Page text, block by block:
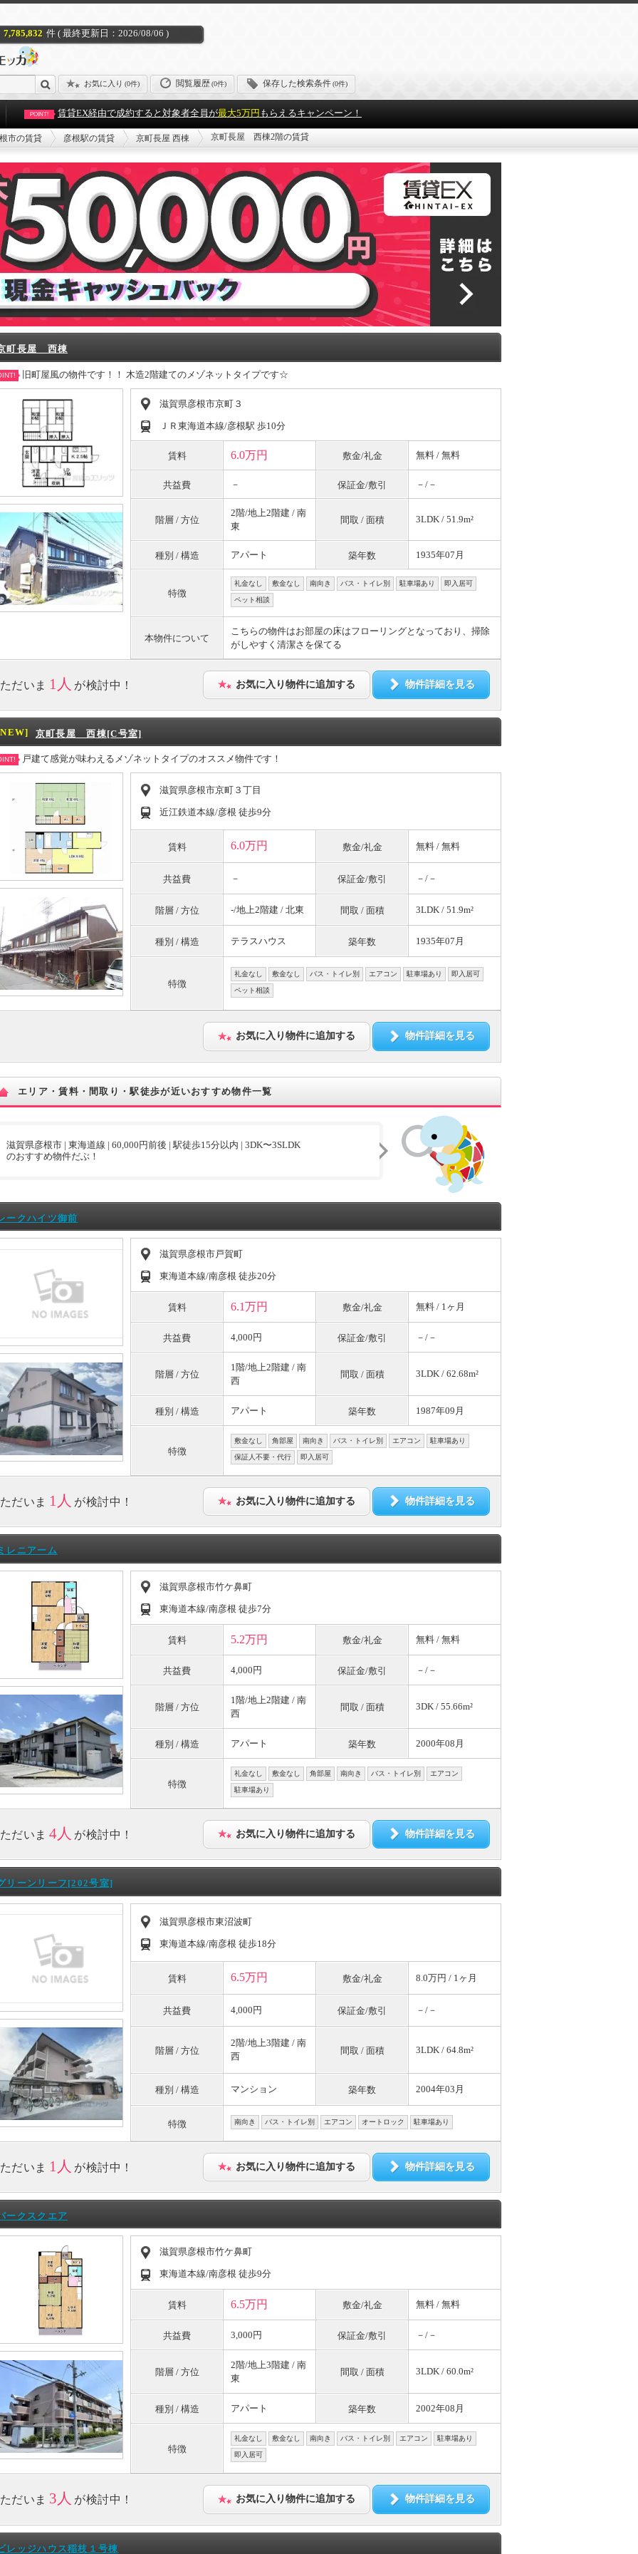
7,785,832 件 ( 最終更新日：2026/08/06 )
お気に入り (0件) 閲覧履歴(0件) 保存した検索条件(0件)
POINT! 賃貸EX経由で成約すると対象者全員が最大5万円 もらえるキャンペーン！
市の賃貸 彦根駅の賃貸 京町長屋 西棟 京町長屋 西棟2階の賃貸
町長屋 西棟
旧町屋風の物件です！！ 木造2階建てのメゾネットタイプです☆
滋賀県彦根市京町３
ＪＲ東海道本線/彦根駅 歩10分
賃料 6.0万円 敷金/礼金 無料 / 無料
共益費 － 保証金/敷引 －/－
階層 / 方位
2階/地上2階建 / 南
東
間取 / 面積 3LDK / 51.9m²
種別 / 構造 アパート 築年数 1935年07月
特徴
礼金なし 敷金なし 南向き バス・トイレ別 駐車場あり 即入居可
ペット相談
本物件について
こちらの物件はお部屋の床はフローリングとなっており、掃除
がしやすく清潔さを保てる
ただいま 1人 が検討中！ お気に入り物件に追加する 物件詳細を見る
京町長屋 西棟[C号室]
戸建て感覚が味わえるメゾネットタイプのオススメ物件です！
滋賀県彦根市京町３丁目
近江鉄道本線/彦根 徒歩9分
賃料 6.0万円 敷金/礼金 無料 / 無料
共益費 － 保証金/敷引 －/－
階層 / 方位 -/地上2階建 / 北東 間取 / 面積 3LDK / 51.9m²
種別 / 構造 テラスハウス 築年数 1935年07月
特徴
礼金なし 敷金なし バス・トイレ別 エアコン 駐車場あり 即入居可
ペット相談
お気に入り物件に追加する 物件詳細を見る
エリア・賃料・間取り・駅徒歩が近いおすすめ物件一覧
滋賀県彦根市 | 東海道線 | 60,000円前後 | 駅徒歩15分以内 | 3DK〜3SLDK
のおすすめ物件だぶ！
ークハイツ御前
滋賀県彦根市戸賀町
東海道本線/南彦根 徒歩20分
賃料 6.1万円 敷金/礼金 無料 / 1ヶ月
共益費 4,000円 保証金/敷引 －/－
階層 / 方位
1階/地上2階建 / 南
西
間取 / 面積 3LDK / 62.68m²
種別 / 構造 アパート 築年数 1987年09月
特徴
敷金なし 角部屋 南向き バス・トイレ別 エアコン 駐車場あり
保証人不要・代行 即入居可
ただいま 1人 が検討中！ お気に入り物件に追加する 物件詳細を見る
レニアーム
滋賀県彦根市竹ケ鼻町
東海道本線/南彦根 徒歩7分
賃料 5.2万円 敷金/礼金 無料 / 無料
共益費 4,000円 保証金/敷引 －/－
階層 / 方位
1階/地上2階建 / 南
西
間取 / 面積 3DK / 55.66m²
種別 / 構造 アパート 築年数 2000年08月
特徴
礼金なし 敷金なし 角部屋 南向き バス・トイレ別 エアコン
駐車場あり
ただいま 4人 が検討中！ お気に入り物件に追加する 物件詳細を見る
リーンリーフ[202号室]
滋賀県彦根市東沼波町
東海道本線/南彦根 徒歩18分
賃料 6.5万円 敷金/礼金 8.0万円 / 1ヶ月
共益費 4,000円 保証金/敷引 －/－
階層 / 方位
2階/地上3階建 / 南
西
間取 / 面積 3LDK / 64.8m²
種別 / 構造 マンション 築年数 2004年03月
特徴 南向き バス・トイレ別 エアコン オートロック 駐車場あり
ただいま 1人 が検討中！ お気に入り物件に追加する 物件詳細を見る
ークスクエア
滋賀県彦根市竹ケ鼻町
東海道本線/南彦根 徒歩9分
賃料 6.5万円 敷金/礼金 無料 / 無料
共益費 3,000円 保証金/敷引 －/－
階層 / 方位
2階/地上3階建 / 南
東
間取 / 面積 3LDK / 60.0m²
種別 / 構造 アパート 築年数 2002年08月
特徴
礼金なし 敷金なし 南向き バス・トイレ別 エアコン 駐車場あり
即入居可
ただいま 3人 が検討中！ お気に入り物件に追加する 物件詳細を見る
レッジハウス稲枝１号棟